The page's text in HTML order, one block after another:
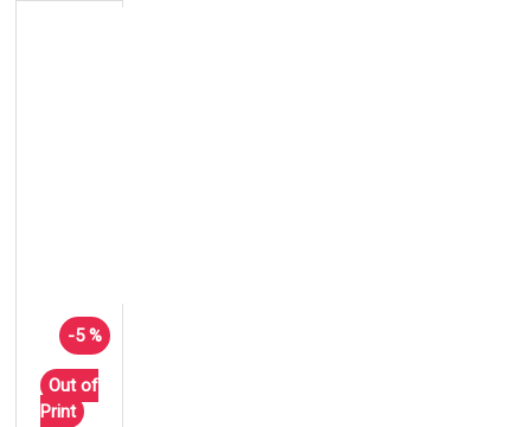
-5 %
Out of
Print